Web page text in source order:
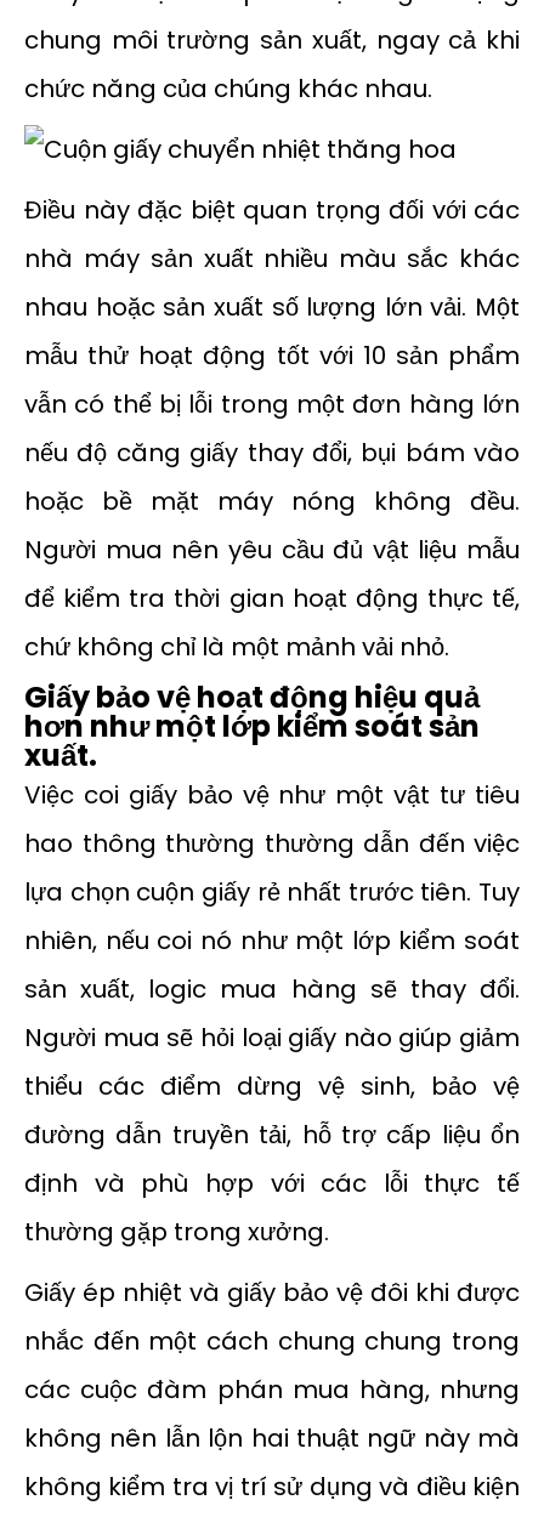
chung môi trường sản xuất, ngay cả khi
chức năng của chúng khác nhau.
Điều này đặc biệt quan trọng đối với các
nhà máy sản xuất nhiều màu sắc khác
nhau hoặc sản xuất số lượng lớn vải. Một
mẫu thử hoạt động tốt với 10 sản phẩm
vẫn có thể bị lỗi trong một đơn hàng lớn
nếu độ căng giấy thay đổi, bụi bám vào
hoặc bề mặt máy nóng không đều.
Người mua nên yêu cầu đủ vật liệu mẫu
để kiểm tra thời gian hoạt động thực tế,
chứ không chỉ là một mảnh vải nhỏ.
Giấy bảo vệ hoạt động hiệu quả
hơn như một lớp kiểm soát sản
xuất.
Việc coi giấy bảo vệ như một vật tư tiêu
hao thông thường thường dẫn đến việc
lựa chọn cuộn giấy rẻ nhất trước tiên. Tuy
nhiên, nếu coi nó như một lớp kiểm soát
sản xuất, logic mua hàng sẽ thay đổi.
Người mua sẽ hỏi loại giấy nào giúp giảm
thiểu các điểm dừng vệ sinh, bảo vệ
đường dẫn truyền tải, hỗ trợ cấp liệu ổn
định và phù hợp với các lỗi thực tế
thường gặp trong xưởng.
Giấy ép nhiệt và giấy bảo vệ đôi khi được
nhắc đến một cách chung chung trong
các cuộc đàm phán mua hàng, nhưng
không nên lẫn lộn hai thuật ngữ này mà
không kiểm tra vị trí sử dụng và điều kiện